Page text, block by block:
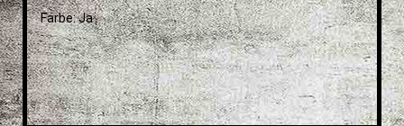
Farbe: Ja